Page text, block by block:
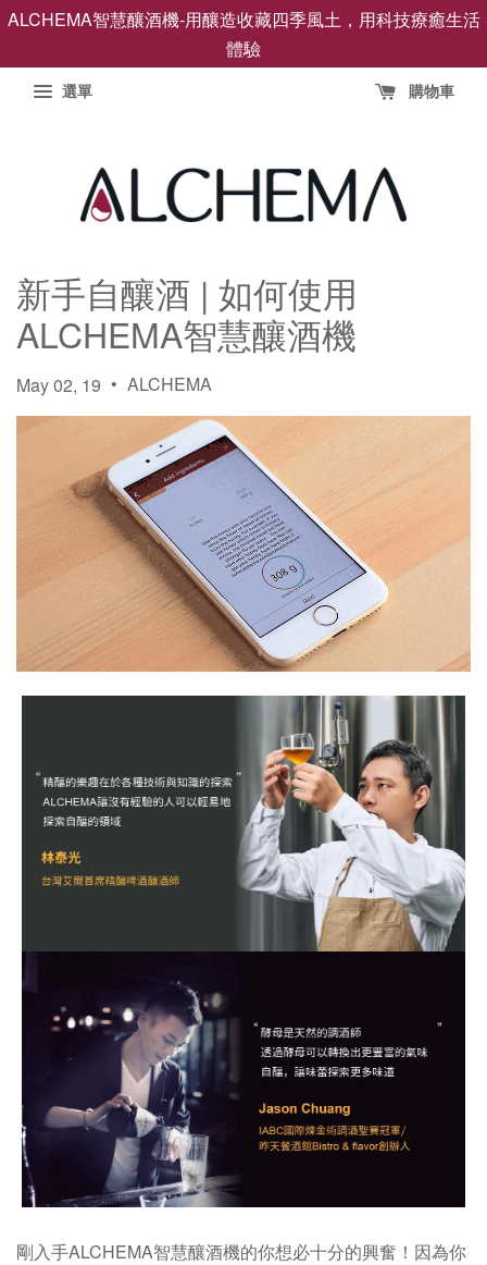
ALCHEMA智慧釀酒機-用釀造收藏四季風土，用科技療癒生活
體驗
選單 購物車
新手自釀酒 | 如何使用
ALCHEMA智慧釀酒機
May 02, 19 • ALCHEMA
剛入手ALCHEMA智慧釀酒機的你想必十分的興奮！因為你